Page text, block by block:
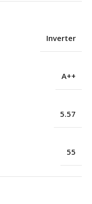
Inverter
A++
5.57
55